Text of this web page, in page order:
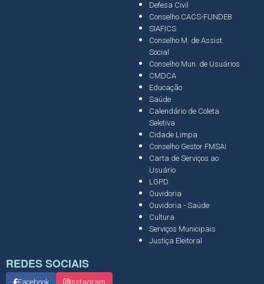
Defesa Civil
Conselho CACS-FUNDEB
SIAFICS
Conselho M. de Assist.
Social
Conselho Mun. de Usuários
CMDCA
Educação
Saúde
Calendário de Coleta
Seletiva
Cidade Limpa
Conselho Gestor FMSAI
Carta de Serviços ao
Usuário
LGPD
Ouvidoria
Ouvidoria - Saúde
Cultura
Serviços Municipais
Justiça Eleitoral
REDES SOCIAIS
Facebook Instagram